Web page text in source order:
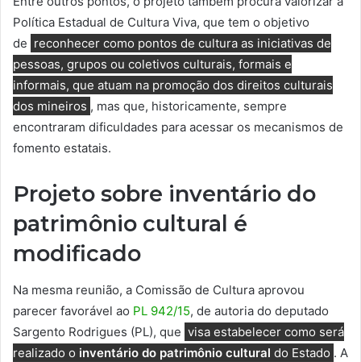
Política Estadual de Cultura Viva, que tem o objetivo
de reconhecer como pontos de cultura as iniciativas de
pessoas, grupos ou coletivos culturais, formais e
informais, que atuam na promoção dos direitos culturais
dos mineiros , mas que, historicamente, sempre
encontraram dificuldades para acessar os mecanismos de
fomento estatais.
Projeto sobre inventário do
patrimônio cultural é
modificado
Na mesma reunião, a Comissão de Cultura aprovou
parecer favorável ao PL 942/15, de autoria do deputado
Sargento Rodrigues (PL), que visa estabelecer como será
realizado o inventário do patrimônio cultural do Estado . A